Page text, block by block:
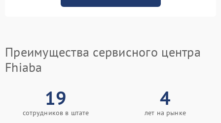
Преимущества сервисного центра
Fhiaba
19
сотрудников в штате
4
лет на рынке